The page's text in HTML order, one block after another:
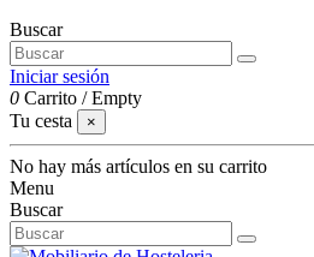
Buscar
Iniciar sesión
0 Carrito /Empty
Tu cesta
×
No hay más artículos en su carrito
Menu
Buscar